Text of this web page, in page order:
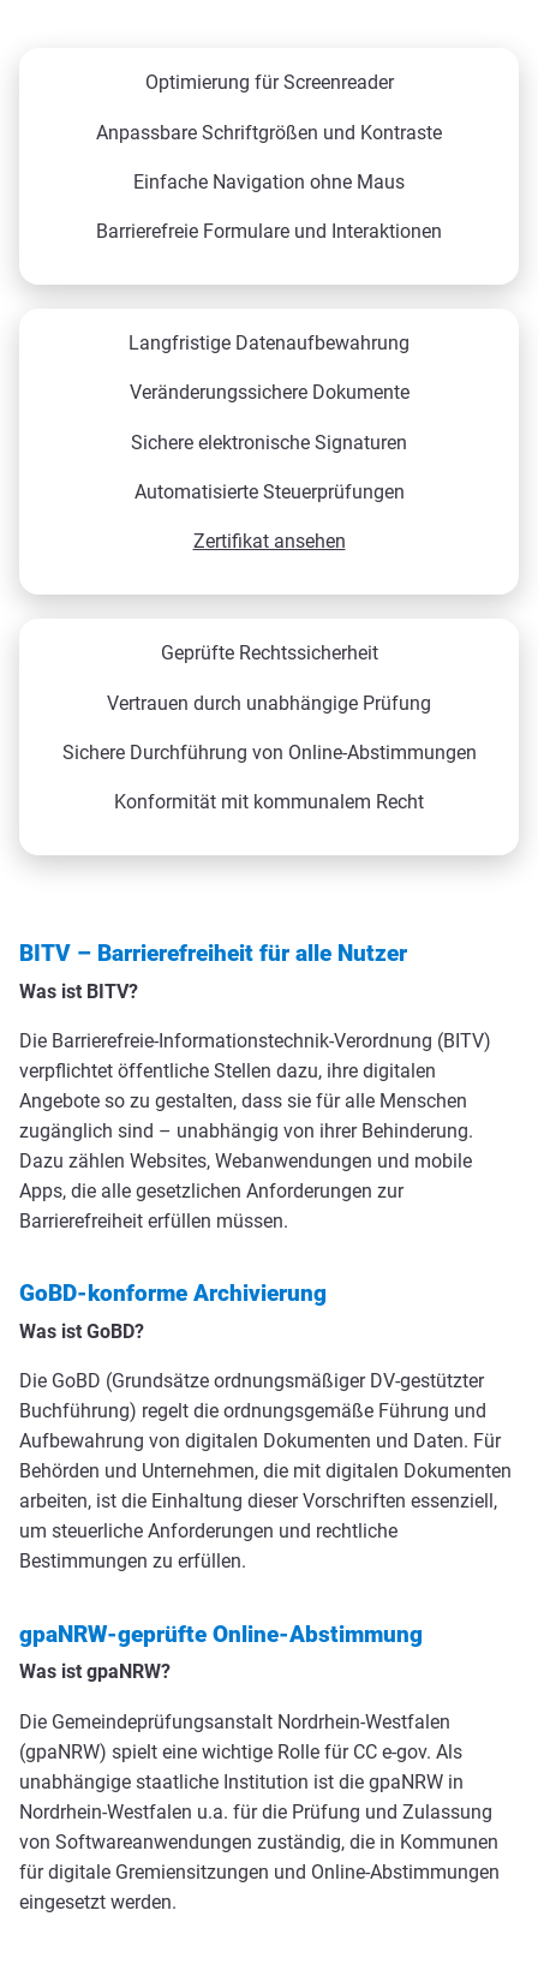
Optimierung für Screenreader
Anpassbare Schriftgrößen und Kontraste
Einfache Navigation ohne Maus
Barrierefreie Formulare und Interaktionen
Langfristige Datenaufbewahrung
Veränderungssichere Dokumente
Sichere elektronische Signaturen
Automatisierte Steuerprüfungen
Zertifikat ansehen
Geprüfte Rechtssicherheit
Vertrauen durch unabhängige Prüfung
Sichere Durchführung von Online-Abstimmungen
Konformität mit kommunalem Recht
BITV – Barrierefreiheit für alle Nutzer
Was ist BITV?
Die Barrierefreie-Informationstechnik-Verordnung (BITV)
verpflichtet öffentliche Stellen dazu, ihre digitalen
Angebote so zu gestalten, dass sie für alle Menschen
zugänglich sind – unabhängig von ihrer Behinderung.
Dazu zählen Websites, Webanwendungen und mobile
Apps, die alle gesetzlichen Anforderungen zur
Barrierefreiheit erfüllen müssen.
GoBD-konforme Archivierung
Was ist GoBD?
Die GoBD (Grundsätze ordnungsmäßiger DV-gestützter
Buchführung) regelt die ordnungsgemäße Führung und
Aufbewahrung von digitalen Dokumenten und Daten. Für
Behörden und Unternehmen, die mit digitalen Dokumenten
arbeiten, ist die Einhaltung dieser Vorschriften essenziell,
um steuerliche Anforderungen und rechtliche
Bestimmungen zu erfüllen.
gpaNRW-geprüfte Online-Abstimmung
Was ist gpaNRW?
Die Gemeindeprüfungsanstalt Nordrhein-Westfalen
(gpaNRW) spielt eine wichtige Rolle für CC e-gov. Als
unabhängige staatliche Institution ist die gpaNRW in
Nordrhein-Westfalen u.a. für die Prüfung und Zulassung
von Softwareanwendungen zuständig, die in Kommunen
für digitale Gremiensitzungen und Online-Abstimmungen
eingesetzt werden.